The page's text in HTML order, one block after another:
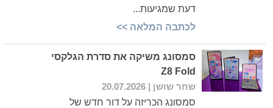
דעת שמגיעות...
לכתבה המלאה >>
סמסונג משיקה את סדרת הגלקסי
Z8 Fold
שחר שושן | 20.07.2026
סמסונג הכריזה על דור חדש של